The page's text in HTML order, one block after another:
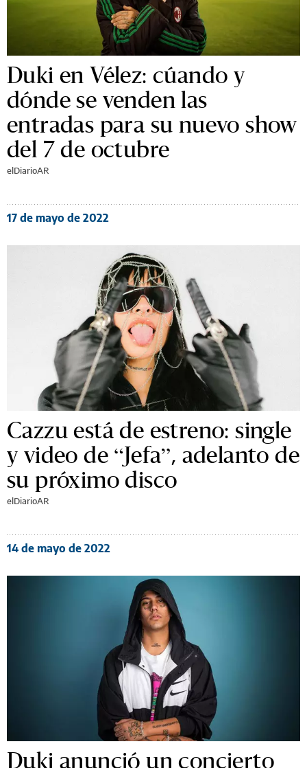
Duki en Vélez: cúando y
dónde se venden las
entradas para su nuevo show
del 7 de octubre
elDiarioAR
17 de mayo de 2022
Cazzu está de estreno: single
y video de “Jefa”, adelanto de
su próximo disco
elDiarioAR
14 de mayo de 2022
Duki anunció un concierto